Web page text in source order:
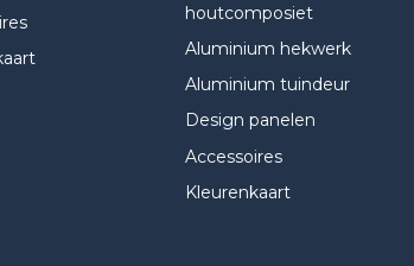
houtcomposiet
Aluminium hekwerk
Aluminium tuindeur
Design panelen
Accessoires
Kleurenkaart